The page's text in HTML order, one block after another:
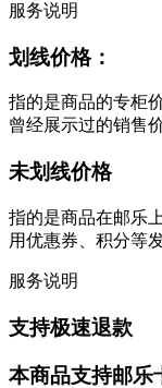
服务说明
划线价格：
指的是商品的专柜
曾经展示过的销售
未划线价格
指的是商品在邮乐
用优惠券、积分等
服务说明
支持极速退款
本商品支持邮乐